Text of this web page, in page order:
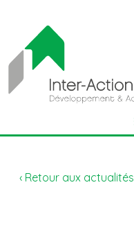
‹ Retour aux actualités